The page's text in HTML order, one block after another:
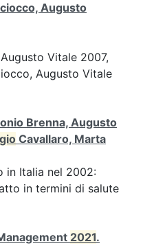
Augusto
Vitale 2007,
Augusto Vitale
Brenna, Augusto
Cavallaro, Marta
in Italia nel 2002:
in termini di salute
2021.